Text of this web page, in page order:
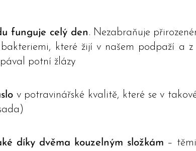
funguje celý den. Nezabraňuje
které žijí v našem podpaží a
potní žlázy
v potravinářské kvalitě, které se v
díky dvěma kouzelným složkám –